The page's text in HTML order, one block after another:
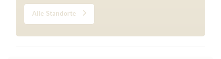
Alle Standorte